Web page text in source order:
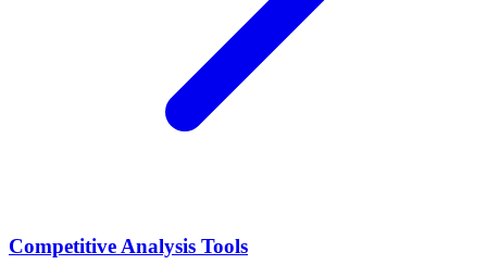
Competitive Analysis Tools